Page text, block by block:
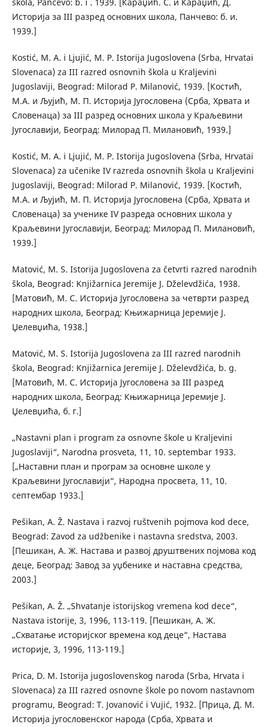
škola, Pančevo: b. i . 1939. [Караџић. С. и Караџић, Д.
Историја за III разред основних школа, Панчево: б. и.
1939.]
Kostić, M. A. i Ljujić, M. P. Istorija Jugoslovena (Srba, Hrvatai
Slovenaca) za III razred osnovnih škola u Kraljevini
Jugoslaviji, Beograd: Milorad P. Milanović, 1939. [Костић,
М.А. и Љујић, М. П. Историја Југословена (Срба, Хрвата и
Словенаца) за III разред основних школа у Краљевини
Југославији, Београд: Милорад П. Милановић, 1939.]
Kostić, M. A. i Ljujić, M. P. Istorija Jugoslovena (Srba, Hrvatai
Slovenaca) za učenike IV razreda osnovnih škola u Kraljevini
Jugoslaviji, Beograd: Milorad P. Milanović, 1939. [Костић,
М.А. и Љујић, М. П. Историја Југословена (Срба, Хрвата и
Словенаца) за ученике IV разреда основних школа у
Краљевини Југославији, Београд: Милорад П. Милановић,
1939.]
Matović, M. S. Istorija Jugoslovena za četvrti razred narodnih
škola, Beograd: Knjižarnica Jeremije J. Dželevdžića, 1938.
[Матовић, М. С. Историја Југословена за четврти разред
народних школа, Београд: Књижарница Јеремије Ј.
Џелевџића, 1938.]
Matović, M. S. Istorija Jugoslovena za III razred narodnih
škola, Beograd: Knjižarnica Jeremije J. Dželevdžića, b. g.
[Матовић, М. С. Историја Југословена за III разред
народних школа, Београд: Књижарница Јеремије Ј.
Џелевџића, б. г.]
„Nastavni plan i program za osnovne škole u Kraljevini
Jugoslaviji“, Narodna prosveta, 11, 10. septembar 1933.
[„Наставни план и програм за основне школе у
Краљевини Југославији“, Народна просвета, 11, 10.
септембар 1933.]
Pešikan, A. Ž. Nastava i razvoj ruštvenih pojmova kod dece,
Beograd: Zavod za udžbenike i nastavna sredstva, 2003.
[Пешикан, А. Ж. Настава и развој друштвених појмова код
деце, Београд: Завод за уџбенике и наставна средства,
2003.]
Pešikan, A. Ž. „Shvatanje istorijskog vremena kod dece“,
Nastava istorije, 3, 1996, 113-119. [Пешикан, А. Ж.
„Схватање историјског времена код деце“, Настава
историје, 3, 1996, 113-119.]
Prica, D. M. Istorija jugoslovenskog naroda (Srba, Hrvata i
Slovenaca) za III razred osnovne škole po novom nastavnom
programu, Beograd: T. Jovanović i Vujić, 1932. [Прица, Д. М.
Историја југословенског народа (Срба, Хрвата и